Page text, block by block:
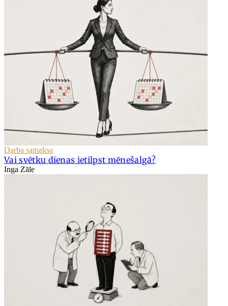
Darba samaksa
Vai svētku dienas ietilpst mēnešalgā?
Inga Zāle